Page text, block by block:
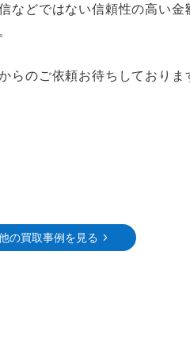
などではない信頼性の高い金
のご依頼お待ちしておりま
の買取事例を見る